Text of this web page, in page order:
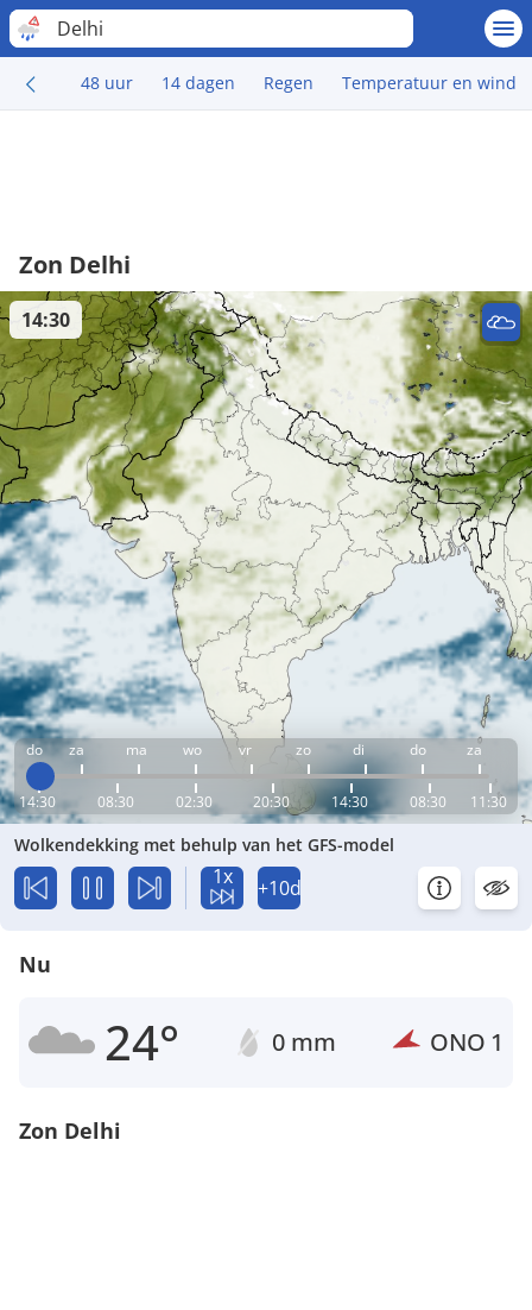
Delhi
48 uur 14 dagen Regen Temperatuur en wind
Zon Delhi
do za ma wo vr zo di do za
14:30 08:30 02:30 20:30 14:30 08:30 11:30
14:30
Wolkendekking met behulp van het GFS-model
1x +10d
Nu
24° 0 mm ONO 1
Zon Delhi